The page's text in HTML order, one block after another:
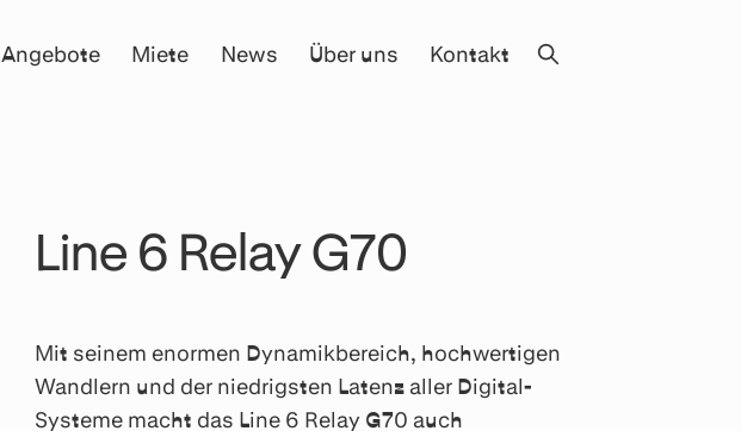
Angebote Miete News Über uns Kontakt
Line 6 Relay G70
Mit seinem enormen Dynamikbereich, hochwertigen
Wandlern und der niedrigsten Latenz aller Digital-
Systeme macht das Line 6 Relay G70 auch